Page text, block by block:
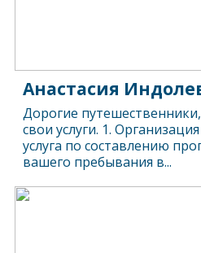
Анастасия
Дорогие
свои услуги. 1.
услуга по составлению
вашего пребывания в...